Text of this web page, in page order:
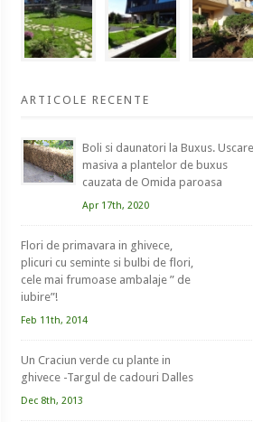
ARTICOLE RECENTE
Boli si daunatori la Buxus.
masiva a plantelor de buxus
cauzata de Omida paroasa
Apr 17th, 2020
Flori de primavara in ghivece,
plicuri cu seminte si bulbi de flori,
cele mai frumoase ambalaje ” de
iubire”!
Feb 11th, 2014
Un Craciun verde cu plante in
ghivece -Targul de cadouri Dalles
Dec 8th, 2013